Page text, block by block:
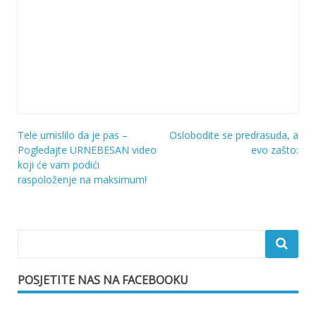
Navigacija
objava
Tele umislilo da je pas –
Pogledajte URNEBESAN video
koji će vam podići
raspoloženje na maksimum!
Oslobodite se predrasuda, a
evo zašto:
POSJETITE NAS NA FACEBOOKU